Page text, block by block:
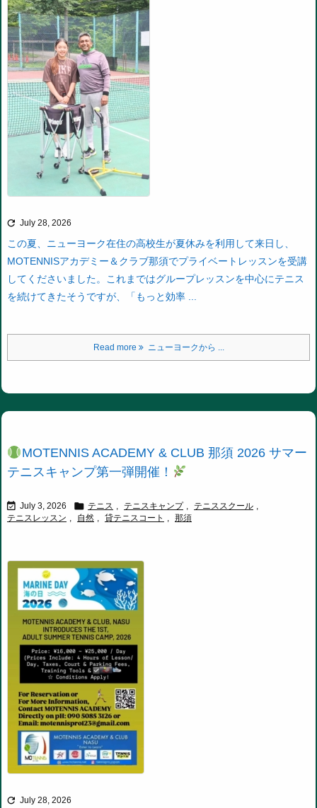
 July 28, 2026
この夏、ニューヨーク在住の高校生が夏休みを利用して来日し、
MOTENNISアカデミー＆クラブ那須でプライベートレッスンを受講
してくださいました。
これまではグループレッスンを中心にテニス
を続けてきたそうですが、「もっと効率 ...
Read more ニューヨークから ...
MOTENNIS ACADEMY & CLUB 那須 2026 サマー
テニスキャンプ第一弾開催！
 July 3, 2026  テニス , テニスキャンプ , テニススクール ,
テニスレッスン , 自然 , 貸テニスコート , 那須
 July 28, 2026